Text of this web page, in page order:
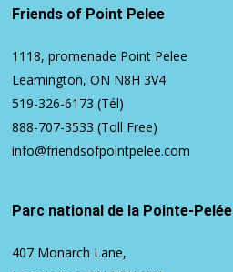
Friends of Point Pelee
1118, promenade Point Pelee
Leamington, ON N8H 3V4
519-326-6173 (Tél)
888-707-3533 (Toll Free)
info@friendsofpointpelee.com
Parc national de la Pointe-Pelée
407 Monarch Lane,